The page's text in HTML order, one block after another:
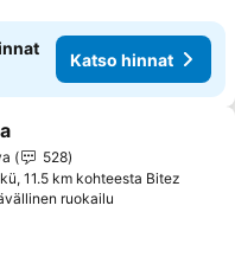
Katso hinnat
suosikkeihin
528
11.5 km kohteesta Bitez
ruokailu